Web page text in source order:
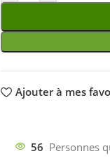
Ajouter à mes
56 Personnes